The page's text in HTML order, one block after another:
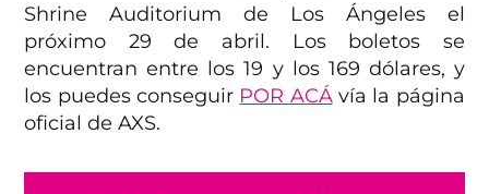
Shrine Auditorium de Los Ángeles el
próximo 29 de abril. Los boletos se
encuentran entre los 19 y los 169 dólares, y
los puedes conseguir POR ACÁvía la página
oficial de AXS.